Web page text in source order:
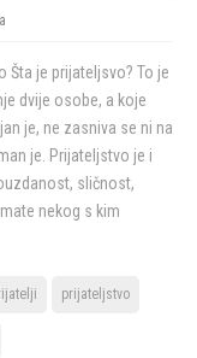
Šta je prijateljsvo? To je
dvije osobe, a koje
je, ne zasniva se ni na
je. Prijateljstvo je i
sličnost,
nekog s kim
prijateljstvo